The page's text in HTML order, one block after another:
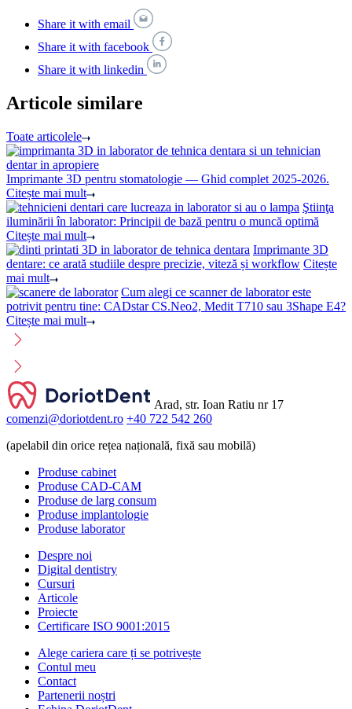
Share it with email
Share it with facebook
Share it with linkedin
Articole similare
Toate articolele
Imprimante 3D pentru stomatologie — Ghid complet 2025-2026.
Citește mai mult
Ştiinţa
iluminării în laborator: Principii de bază pentru o muncă optimă
Citește mai mult
Imprimante 3D
dentare: ce arată studiile despre precizie, viteză și workflow Citește
mai mult
Cum alegi ce scanner de laborator este
potrivit pentru tine: CADstar CS.Neo2, Medit T710 sau 3Shape E4?
Citește mai mult
Arad, str. Ioan Ratiu nr 17
comenzi@doriotdent.ro +40 722 542 260
(apelabil din orice rețea națională, fixă sau mobilă)
Produse cabinet
Produse CAD-CAM
Produse de larg consum
Produse implantologie
Produse laborator
Despre noi
Digital dentistry
Cursuri
Articole
Proiecte
Certificare ISO 9001:2015
Alege cariera care ți se potrivește
Contul meu
Contact
Partenerii noștri